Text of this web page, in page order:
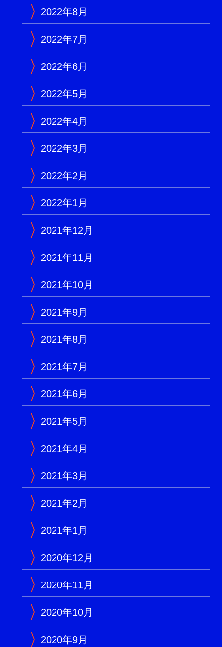
2022年8月
2022年7月
2022年6月
2022年5月
2022年4月
2022年3月
2022年2月
2022年1月
2021年12月
2021年11月
2021年10月
2021年9月
2021年8月
2021年7月
2021年6月
2021年5月
2021年4月
2021年3月
2021年2月
2021年1月
2020年12月
2020年11月
2020年10月
2020年9月